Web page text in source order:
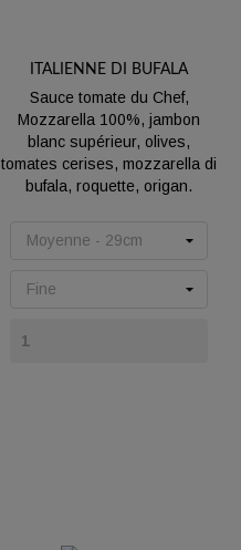
ITALIENNE DI BUFALA
Sauce tomate du Chef,
Mozzarella 100%, jambon
blanc supérieur, olives,
tomates cerises, mozzarella di
bufala, roquette, origan.